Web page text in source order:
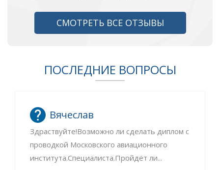
СМОТРЕТЬ ВСЕ ОТЗЫВЫ
ПОСЛЕДНИЕ ВОПРОСЫ
Вячеслав
Здраствуйте!Возможно ли сделать диплом с
проводкой Московского авиационного
института.Специалиста.Пройдёт ли...